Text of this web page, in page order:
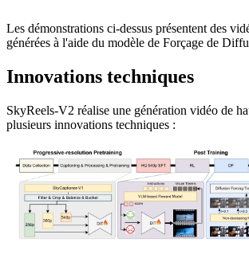
Les démonstrations ci-dessus présentent des
générées à l'aide du modèle de Forçage de
Innovations techniques
SkyReels-V2 réalise une génération vidéo de
plusieurs innovations techniques :